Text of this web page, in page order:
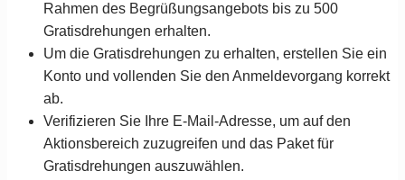
Rahmen des Begrüßungsangebots bis zu 500
Gratisdrehungen erhalten.
Um die Gratisdrehungen zu erhalten, erstellen Sie ein
Konto und vollenden Sie den Anmeldevorgang korrekt
ab.
Verifizieren Sie Ihre E-Mail-Adresse, um auf den
Aktionsbereich zuzugreifen und das Paket für
Gratisdrehungen auszuwählen.